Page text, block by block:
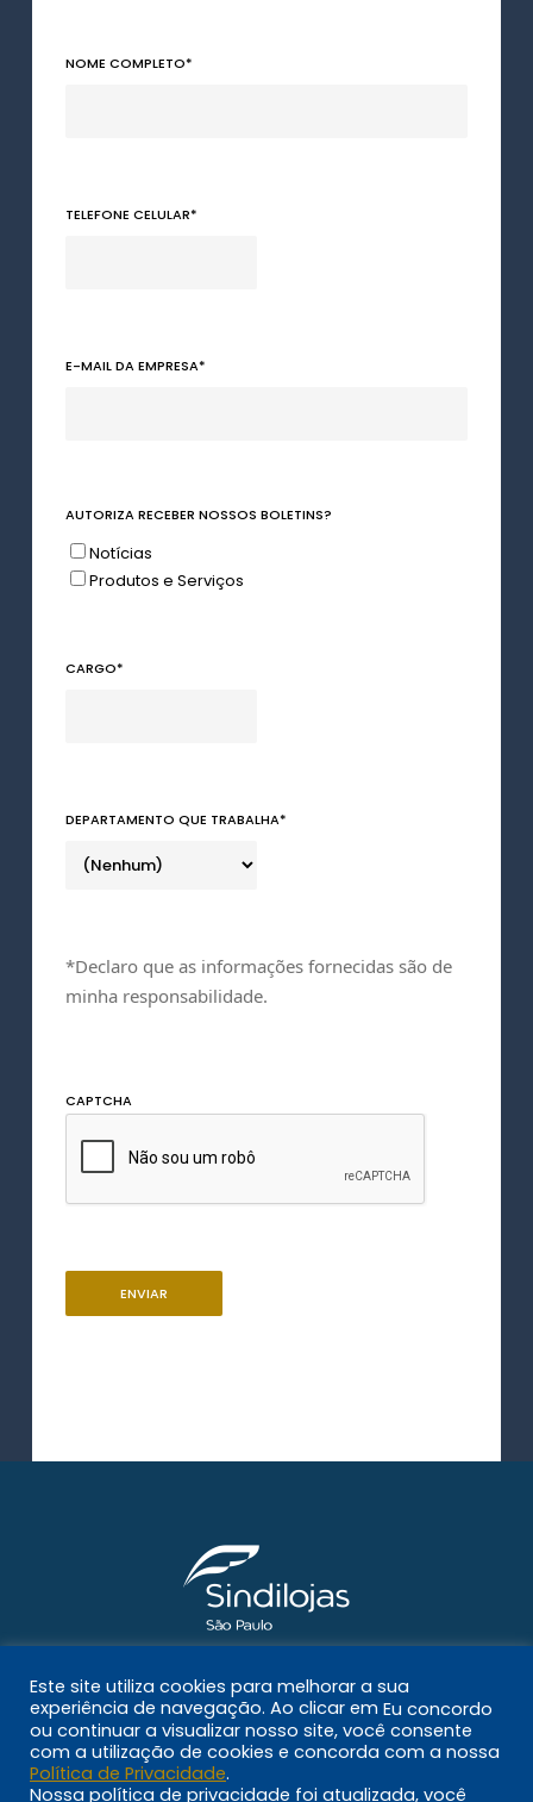
NOME COMPLETO*
TELEFONE CELULAR*
E-MAIL DA EMPRESA*
AUTORIZA RECEBER NOSSOS BOLETINS?
Notícias
Produtos e Serviços
CARGO*
DEPARTAMENTO QUE TRABALHA*
*Declaro que as informações fornecidas são de
minha responsabilidade.
CAPTCHA
Rua Cel. Xavier de Toledo 99
Centro – CEP 01048-100 – São Paulo/SP
E-mail: faleconosco@sindilojas-sp.org.br
Este site utiliza cookies para melhorar a sua
experiência de navegação. Ao clicar em Eu concordo
ou continuar a visualizar nosso site, você consente
com a utilização de cookies e concorda com a nossa
Política de Privacidade.
Nossa política de privacidade foi atualizada, você